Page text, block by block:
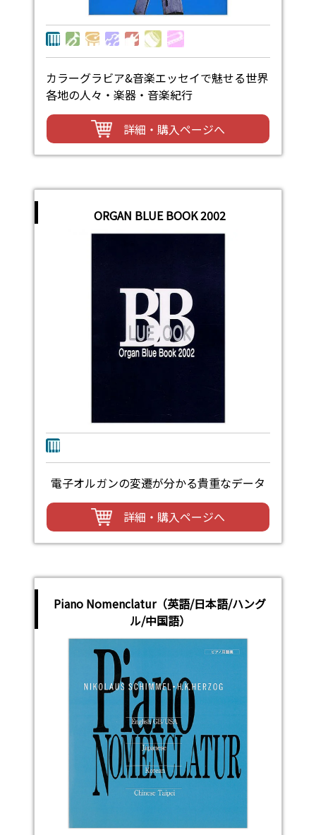
カラーグラビア&音楽エッセイで魅せる世界
各地の人々・楽器・音楽紀行
詳細・購入ページへ
ORGAN BLUE BOOK 2002
電子オルガンの変遷が分かる貴重なデータ
詳細・購入ページへ
Piano Nomenclatur（英語/日本語/ハング
ル/中国語）